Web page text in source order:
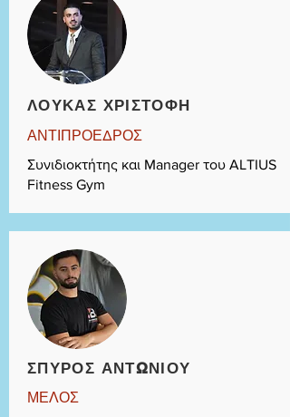
ΛΟΥΚΑΣ ΧΡΙΣΤΟΦΗ
ΑΝΤΙΠΡΟΕΔΡΟΣ
Συνιδιοκτήτης και Manager του ALTIUS
Fitness Gym
ΣΠΥΡΟΣ ΑΝΤΩΝΙΟΥ
ΜΕΛΟΣ